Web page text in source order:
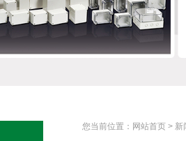
您当前位置：网站首页 > 新